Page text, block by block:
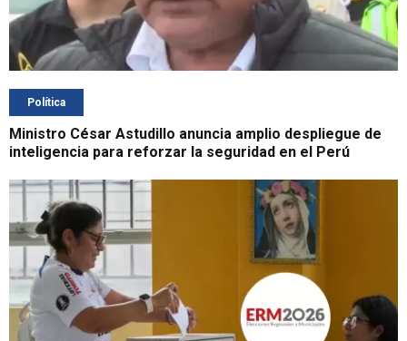
Política
Ministro César Astudillo anuncia amplio despliegue de
inteligencia para reforzar la seguridad en el Perú